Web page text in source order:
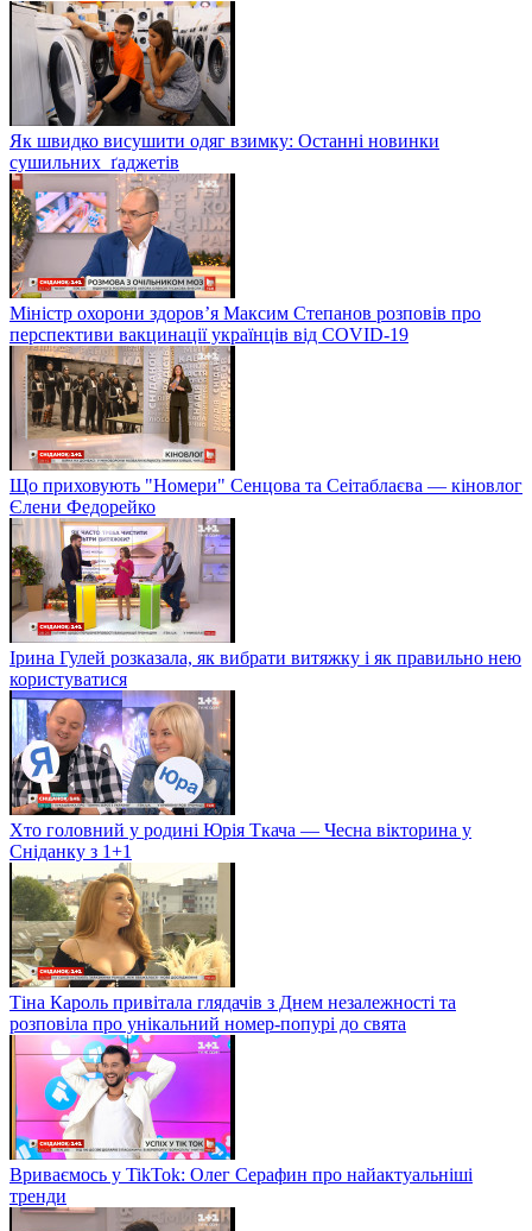
Як швидко висушити одяг взимку: Останні новинки
сушильних ґаджетів
Міністр охорони здоров’я Максим Степанов розповів про
перспективи вакцинації українців від COVID-19
Що приховують "Номери" Сенцова та Сеітаблаєва — кіновлог
Єлени Федорейко
Ірина Гулей розказала, як вибрати витяжку і як правильно нею
користуватися
Хто головний у родині Юрія Ткача — Чесна вікторина у
Сніданку з 1+1
Тіна Кароль привітала глядачів з Днем незалежності та
розповіла про унікальний номер-попурі до свята
Вриваємось у TikTok: Олег Серафин про найактуальніші
тренди